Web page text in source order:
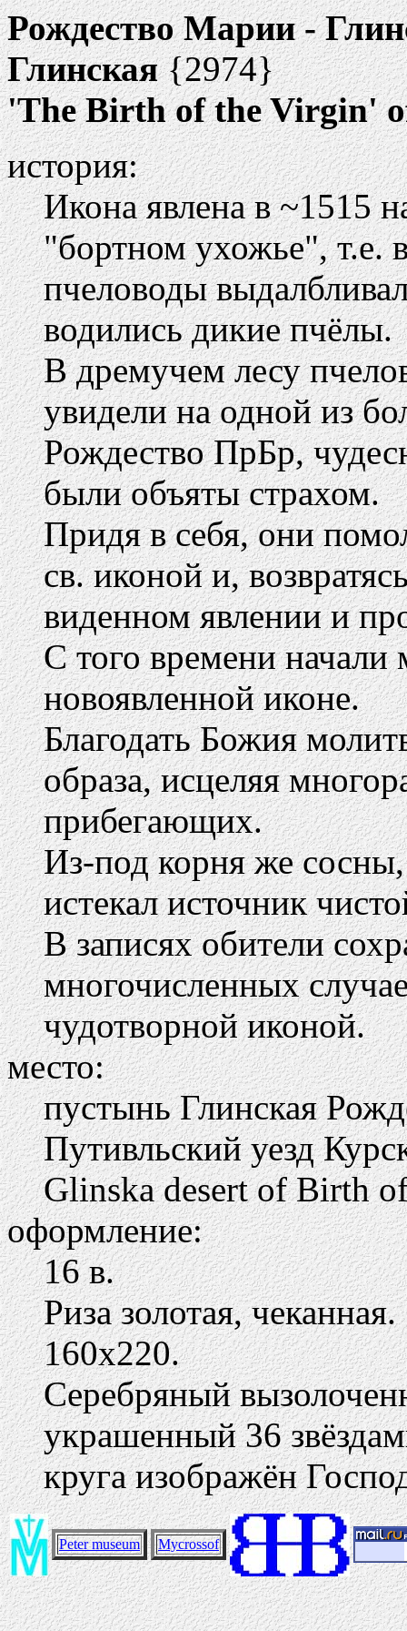
Рождество Марии -
Глинская{2974}
'The Birth of the Virgin'
история:
Икона явлена в ~1515
"бортном ухожье", т.е.
пчеловоды
водились дикие пчёлы.
В дремучем лесу
увидели на одной из
Рождество ПрБр,
были объяты страхом.
Придя в себя, они
св. иконой и,
виденном явлении и
С того времени начали
новоявленной иконе.
Благодать Божия
образа, исцеляя
прибегающих.
Из-под корня же
истекал источник
В записях обители
многочисленных
чудотворной иконой.
место:
пустынь Глинская
Путивльский уезд
Glinska desert of Birth
оформление:
16 в.
Риза золотая, чеканная.
160х220.
Серебряный
украшенный 36
круга изображён
Peter museum Mycrossof